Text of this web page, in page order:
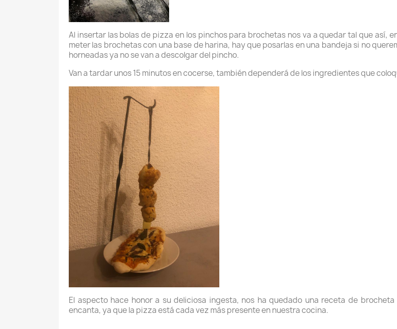
Al insertar las bolas de pizza en los pinchos para brochetas nos va a quedar tal que así,
meter las brochetas con una base de harina, hay que posarlas en una bandeja si no
horneadas ya no se van a descolgar del pincho.
Van a tardar unos 15 minutos en cocerse, también dependerá de los ingredientes que
El aspecto hace honor a su deliciosa ingesta, nos ha quedado una receta de
encanta, ya que la pizza está cada vez más presente en nuestra cocina.